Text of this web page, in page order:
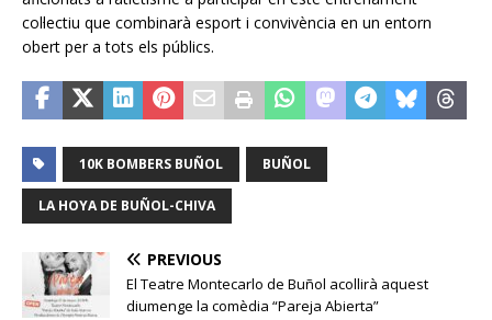
col·lectiu que combinarà esport i convivència en un entorn
obert per a tots els públics.
10K BOMBERS BUÑOL BUÑOL
LA HOYA DE BUÑOL-CHIVA
PREVIOUS
El Teatre Montecarlo de Buñol acollirà aquest
diumenge la comèdia “Pareja Abierta”